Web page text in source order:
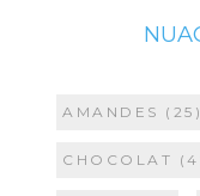
AMANDES (25)
CHOCOLAT